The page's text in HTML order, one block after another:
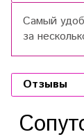
Самый
за
Отзывы